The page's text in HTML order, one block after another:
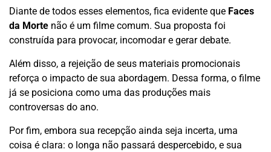
Diante de todos esses elementos, fica evidente que Faces
da Morte não é um filme comum. Sua proposta foi
construída para provocar, incomodar e gerar debate.
Além disso, a rejeição de seus materiais promocionais
reforça o impacto de sua abordagem. Dessa forma, o filme
já se posiciona como uma das produções mais
controversas do ano.
Por fim, embora sua recepção ainda seja incerta, uma
coisa é clara: o longa não passará despercebido, e sua